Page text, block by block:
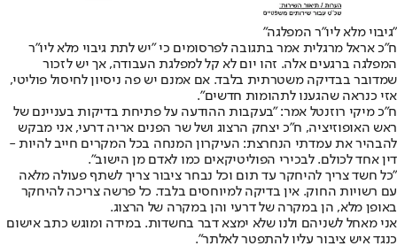
"גיבוי מלא ליו"ר המפלגה"
ח"כ אראל מרגלית אמר בתגובה לפרסומים כי "יש לתת גיבוי מלא ליו"ר
המפלגה ברגעים אלה. זהו יום לא קל למפלגת העבודה, אך יש לזכור
שמדובר בבדיקה משטרתית בלבד. אם אמנם יש פה ניסיון לחיסול פוליטי,
אזי כנראה שהגענו לתהומות חדשים".
ח"כ מיקי רוזנטל אמר: "בעקבות ההודעה על פתיחת בדיקות בעניינם של
ראש האופוזיציה, ח״כ יצחק הרצוג ושל שר הפנים אריה דרעי, אני מבקש
להבהיר את עמדתי הנחרצת: העיקרון המנחה בכל המקרים חייב להיות -
דין אחד לכולם. לבכירי הפוליטיקאים כמו לאדם מן הישוב".
"כל חשד צריך להיחקר עד תום וכל נבחר ציבור צריך לשתף פעולה מלאה
עם רשויות החוק. אין בדיקה למיוחסים בלבד. כל פרשה צריכה להיחקר
באופן מלא, הן במקרה של דרעי והן במקרה של הרצוג.
אני מאחל לשניהם ולנו שלא ימצא דבר בחשדות. במידה ומוגש כתב אישום
כנגד איש ציבור עליו להתפטר לאלתר".